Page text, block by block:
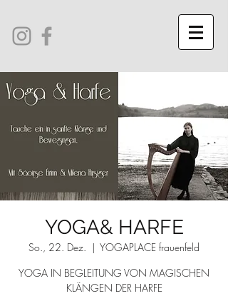
YOGA& HARFE
So., 22. Dez.
  |
YOGAPLACE frauenfeld
YOGA IN BEGLEITUNG VON MAGISCHEN
KLÄNGEN DER HARFE